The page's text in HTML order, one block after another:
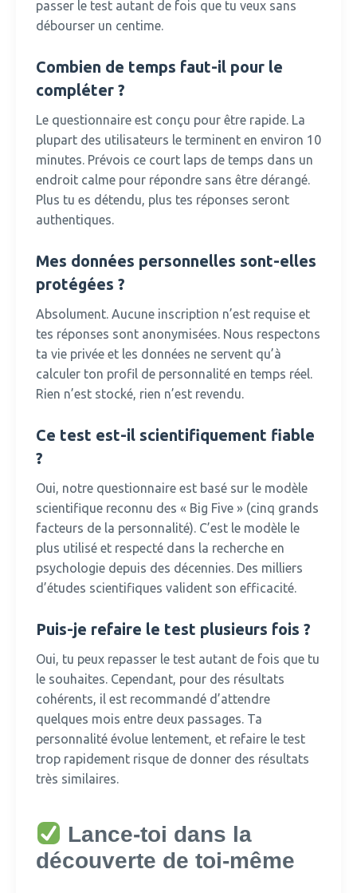
passer le test autant de fois que tu veux sans
débourser un centime.
Combien de temps faut-il pour le
compléter ?
Le questionnaire est conçu pour être rapide. La
plupart des utilisateurs le terminent en environ 10
minutes. Prévois ce court laps de temps dans un
endroit calme pour répondre sans être dérangé.
Plus tu es détendu, plus tes réponses seront
authentiques.
Mes données personnelles sont-elles
protégées ?
Absolument. Aucune inscription n’est requise et
tes réponses sont anonymisées. Nous respectons
ta vie privée et les données ne servent qu’à
calculer ton profil de personnalité en temps réel.
Rien n’est stocké, rien n’est revendu.
Ce test est-il scientifiquement fiable
?
Oui, notre questionnaire est basé sur le modèle
scientifique reconnu des « Big Five » (cinq grands
facteurs de la personnalité). C’est le modèle le
plus utilisé et respecté dans la recherche en
psychologie depuis des décennies. Des milliers
d’études scientifiques valident son efficacité.
Puis-je refaire le test plusieurs fois ?
Oui, tu peux repasser le test autant de fois que tu
le souhaites. Cependant, pour des résultats
cohérents, il est recommandé d’attendre
quelques mois entre deux passages. Ta
personnalité évolue lentement, et refaire le test
trop rapidement risque de donner des résultats
très similaires.
Lance-toi dans la
découverte de toi-même